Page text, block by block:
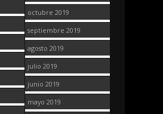
octubre 2019
septiembre 2019
agosto 2019
julio 2019
junio 2019
mayo 2019